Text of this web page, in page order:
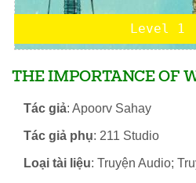
Level 1
THE IMPORTANCE OF
Tác giả: Apoorv Sahay
Tác giả phụ: 211 Studio
Loại tài liệu: Truyện Audio;